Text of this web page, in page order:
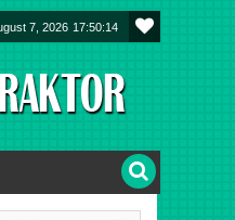
7, 2026 17:50:15